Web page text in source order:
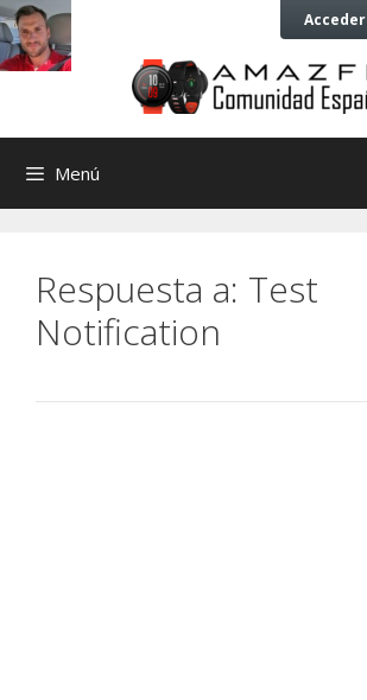
Saltar
al
contenido
Acceder
Saltar
al
contenido
Menú
Respuesta a: Test
Notification